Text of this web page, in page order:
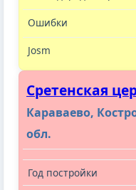
Сретенская
Караваево,
обл.